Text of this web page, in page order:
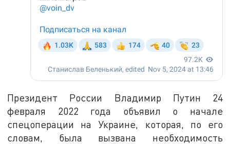
Президент России Владимир Путин 24
февраля 2022 года объявил о начале
спецоперации на Украине, которая, по его
словам, была вызвана необходимость